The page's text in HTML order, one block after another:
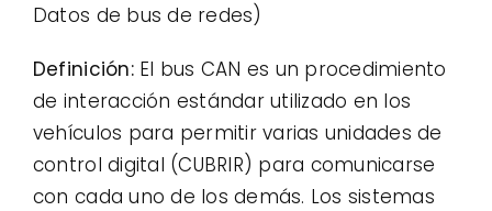
Datos de bus de redes)
Definición:El bus CAN es un procedimiento
de interacción estándar utilizado en los
vehículos para permitir varias unidades de
control digital (CUBRIR) para comunicarse
con cada uno de los demás. Los sistemas